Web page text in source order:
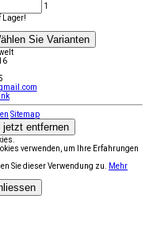
1
Lager!
Sie Varianten
Sitemap
jetzt entfernen
verwenden, um Ihre Erfahrungen
Sie dieser Verwendung zu.
Mehr